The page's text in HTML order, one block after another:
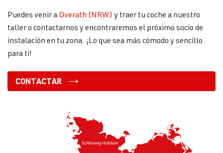
Puedes venir a Overath (NRW) y traer tu coche a nuestro
taller o contactarnos y encontraremos el próximo socio de
instalación en tu zona. ¡Lo que sea más cómodo y sencillo
para ti!
CONTACTAR